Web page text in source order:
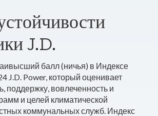
J.D.
балл (ничья) в Индексе
J.D. Power, который оценивает
поддержку, вовлеченность и
и целей климатической
коммунальных служб. Индекс